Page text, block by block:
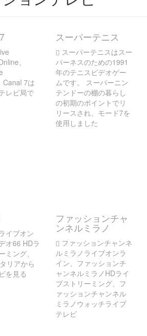
、
Canal 7は
レビ局で
スーパーテニス
スーパーテニスはスー
パーネスのための1991
年のテニスビデオゲー
ムです。 スーパーニン
テンドーの棚の暮らし
の初期のポイントでリ
リースされ、モード7を
使用しました
イブオン
オ66 HDラ
ミング、
リアから
を見る
ファッションチャ
ンネルミラノ
ファッションチャンネ
ルミラノライブオンラ
イン、ファッションチ
ャンネルミラノHDライ
ブストリーミング、フ
ァッションチャンネル
ミラノウォッチライブ
テレビ